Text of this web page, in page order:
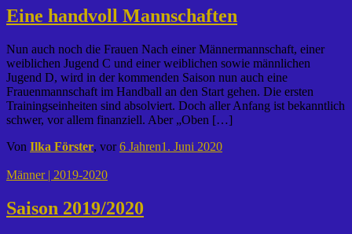
Eine handvoll Mannschaften
Nun auch noch die Frauen Nach einer Männermannschaft, einer
weiblichen Jugend C und einer weiblichen sowie männlichen
Jugend D, wird in der kommenden Saison nun auch eine
Frauenmannschaft im Handball an den Start gehen. Die ersten
Trainingseinheiten sind absolviert. Doch aller Anfang ist bekanntlich
schwer, vor allem finanziell. Aber „Oben […]
Von Ilka Förster, vor6 Jahren1. Juni 2020
Männer | 2019-2020
Saison 2019/2020